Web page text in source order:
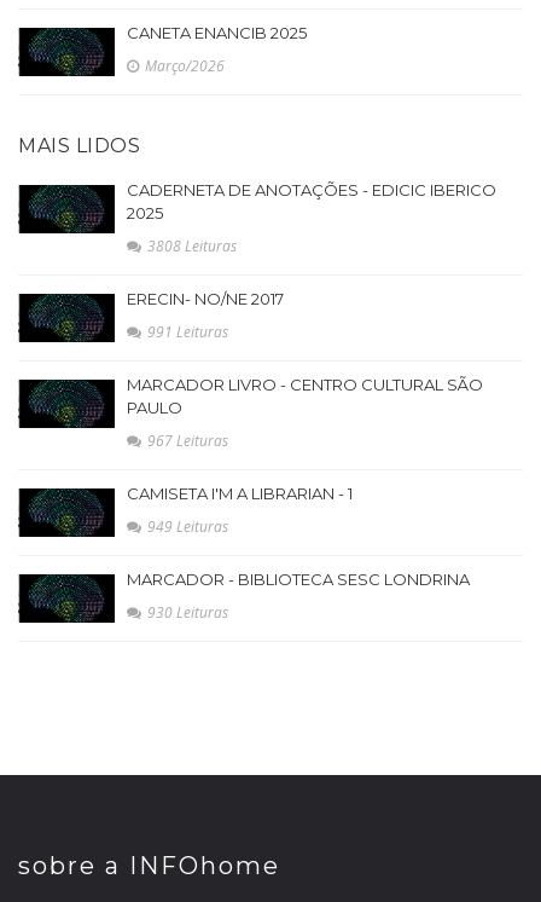
CANETA ENANCIB 2025
Março/2026
MAIS LIDOS
CADERNETA DE ANOTAÇÕES - EDICIC IBERICO
2025
3808 Leituras
ERECIN- NO/NE 2017
991 Leituras
MARCADOR LIVRO - CENTRO CULTURAL SÃO
PAULO
967 Leituras
CAMISETA I'M A LIBRARIAN - 1
949 Leituras
MARCADOR - BIBLIOTECA SESC LONDRINA
930 Leituras
sobre a INFOhome